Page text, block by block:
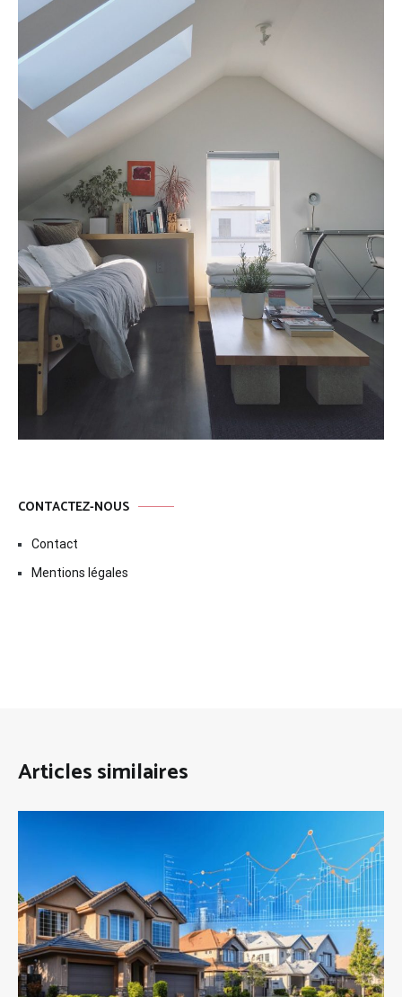
CONTACTEZ-NOUS
Contact
Mentions légales
Articles similaires